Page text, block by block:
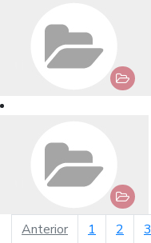
Anteriorpágina anterior
1 2 3